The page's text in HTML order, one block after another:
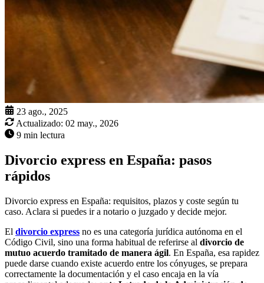
23 ago., 2025
Actualizado: 02 may., 2026
9 min lectura
Divorcio express en España: pasos
rápidos
Divorcio express en España: requisitos, plazos y coste según tu
caso. Aclara si puedes ir a notario o juzgado y decide mejor.
El divorcio express no es una categoría jurídica autónoma en el
Código Civil, sino una forma habitual de referirse al divorcio de
mutuo acuerdo tramitado de manera ágil. En España, esa rapidez
puede darse cuando existe acuerdo entre los cónyuges, se prepara
correctamente la documentación y el caso encaja en la vía